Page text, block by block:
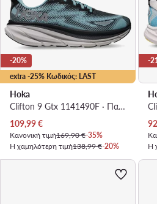
extra -25% Κωδικός: LAST
-20%
Hoka
Clifton 9 Gtx 1141490F · Παπούτσια για Τρέξιμο
Τρέχουσα τιμή
109,99€
Κανονική τιμή169,90 €-35%
Η χαμηλότερη τιμή138,99 €-20%
-
Η